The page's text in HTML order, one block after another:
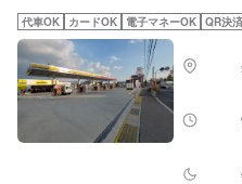
代車OK カードOK 電子マネーOK QR決